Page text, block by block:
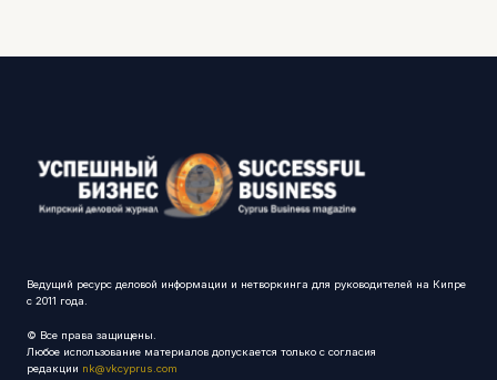
Ведущий ресурс деловой информации и нетворкинга для руководителей на Кипре
с 2011 года.
© Все права защищены.
Любое использование материалов допускается только с согласия
редакции nk@vkcyprus.com